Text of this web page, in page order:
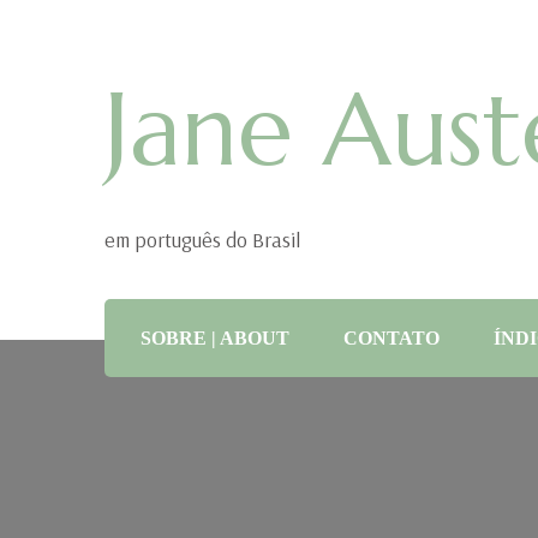
Jane
em português do Brasil
SOBRE | ABOUT CONTATO